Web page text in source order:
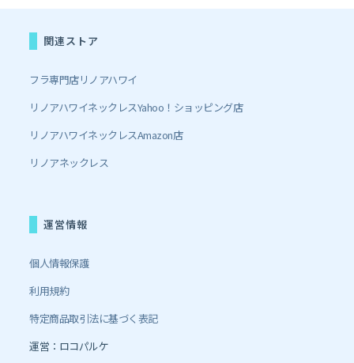
関連ストア
フラ専門店リノアハワイ
リノアハワイネックレスYahoo！ショッピング店
リノアハワイネックレスAmazon店
リノアネックレス
運営情報
個人情報保護
利用規約
特定商品取引法に基づく表記
運営：ロコパルケ